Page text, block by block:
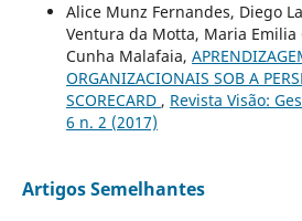
Alice Munz Fernandes, Diego
Ventura da Motta, Maria
Cunha Malafaia,
ORGANIZACIONAIS SOB A
SCORECARD , Revista Visão:
6 n. 2 (2017)
Artigos Semelhantes